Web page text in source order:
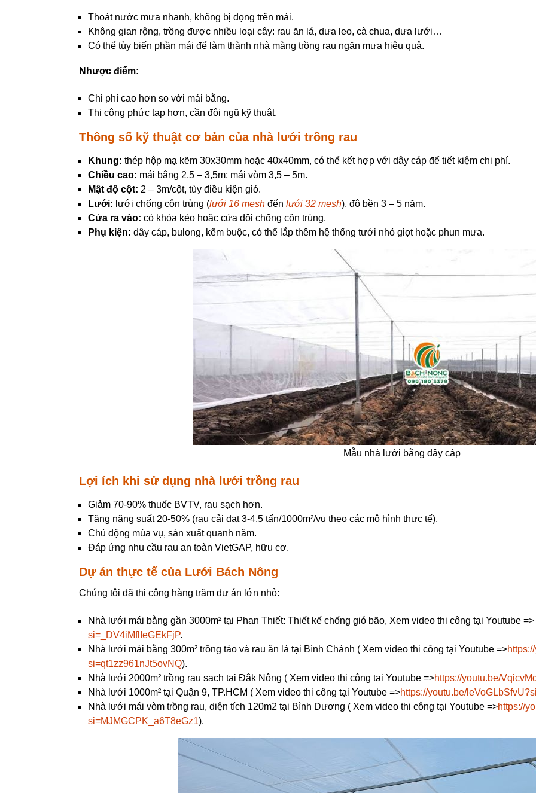
Thoát nước mưa nhanh, không bị đọng trên mái.
Không gian rộng, trồng được nhiều loại cây: rau ăn lá, dưa leo, cà chua, dưa lưới…
Có thể tùy biến phần mái để làm thành nhà màng trồng rau ngăn mưa hiệu quả.
Nhược điểm:
Chi phí cao hơn so với mái bằng.
Thi công phức tạp hơn, cần đội ngũ kỹ thuật.
Thông số kỹ thuật cơ bản của nhà lưới trồng rau
Khung: thép hộp mạ kẽm 30x30mm hoặc 40x40mm, có thể kết hợp với dây cáp để tiết kiệm chi phí.
Chiều cao: mái bằng 2,5 – 3,5m; mái vòm 3,5 – 5m.
Mật độ cột: 2 – 3m/cột, tùy điều kiện gió.
Lưới: lưới chống côn trùng (lưới 16 mesh đến lưới 32 mesh), độ bền 3 – 5 năm.
Cửa ra vào: có khóa kéo hoặc cửa đôi chống côn trùng.
Phụ kiện: dây cáp, bulong, kẽm buộc, có thể lắp thêm hệ thống tưới nhỏ giọt hoặc phun mưa.
Mẫu nhà lưới bằng dây cáp
Lợi ích khi sử dụng nhà lưới trồng rau
Giảm 70-90% thuốc BVTV, rau sạch hơn.
Tăng năng suất 20-50% (rau cải đạt 3-4,5 tấn/1000m²/vụ theo các mô hình thực tế).
Chủ động mùa vụ, sản xuất quanh năm.
Đáp ứng nhu cầu rau an toàn VietGAP, hữu cơ.
Dự án thực tế của Lưới Bách Nông
Chúng tôi đã thi công hàng trăm dự án lớn nhỏ:
Nhà lưới mái bằng gần 3000m² tại Phan Thiết: Thiết kế chống gió bão, Xem video thi công tại Youtube =>
si=_DV4iMflIeGEkFjP.
Nhà lưới mái bằng 300m² trồng táo và rau ăn lá tại Bình Chánh ( Xem video thi công tại Youtube =>
si=qt1zz961nJt5ovNQ).
Nhà lưới 2000m² trồng rau sạch tại Đắk Nông ( Xem video thi công tại Youtube =>https://youtu.be/
Nhà lưới 1000m² tại Quận 9, TP.HCM ( Xem video thi công tại Youtube =>https://youtu.be/
Nhà lưới mái vòm trồng rau, diện tích 120m2 tại Bình Dương ( Xem video thi công tại Youtube =>https://
si=MJMGCPK_a6T8eGz1).